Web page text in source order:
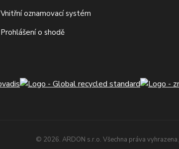
Vnitřní oznamovací systém
Prohlášení o shodě
© 2026. ARDON s.r.o. Všechna práva vyhrazena.